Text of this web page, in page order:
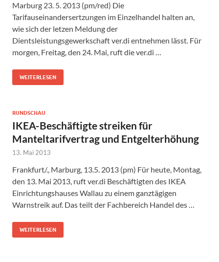
Marburg 23. 5. 2013 (pm/red) Die
Tarifauseinandersertzungen im Einzelhandel halten an,
wie sich der letzen Meldung der
Dientsleistungsgewerkschaft ver.di entnehmen lässt. Für
morgen, Freitag, den 24. Mai, ruft die ver.di …
WEITERLESEN
RUNDSCHAU
IKEA-Beschäftigte streiken für
Manteltarifvertrag und Entgelterhöhung
13. Mai 2013
Frankfurt/., Marburg, 13.5. 2013 (pm) Für heute, Montag,
den 13. Mai 2013, ruft ver.di Beschäftigten des IKEA
Einrichtungshauses Wallau zu einem ganztägigen
Warnstreik auf. Das teilt der Fachbereich Handel des …
WEITERLESEN